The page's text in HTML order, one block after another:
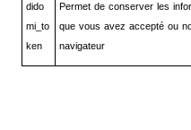
dido
mi_to
ken
Permet de conserver les
que vous avez accepté ou
navigateur